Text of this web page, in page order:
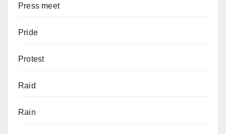
Press meet
Pride
Protest
Raid
Rain